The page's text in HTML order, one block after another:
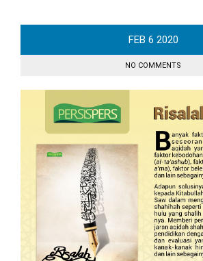
FEB 6 2020
NO COMMENTS